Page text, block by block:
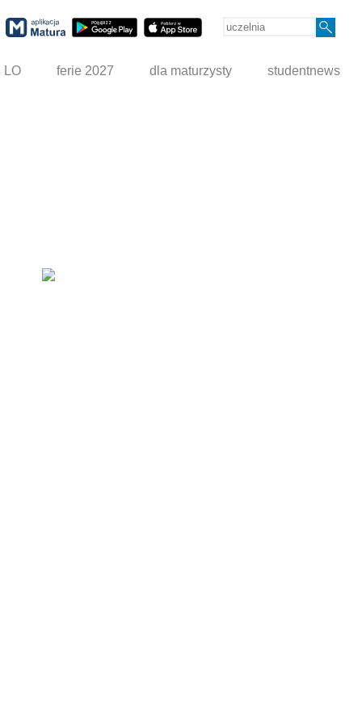
LO ferie 2027 dla maturzysty studentnews